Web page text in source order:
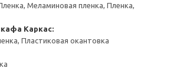
Меламиновая пленка, Пленка,
Каркас:
Пластиковая окантовка